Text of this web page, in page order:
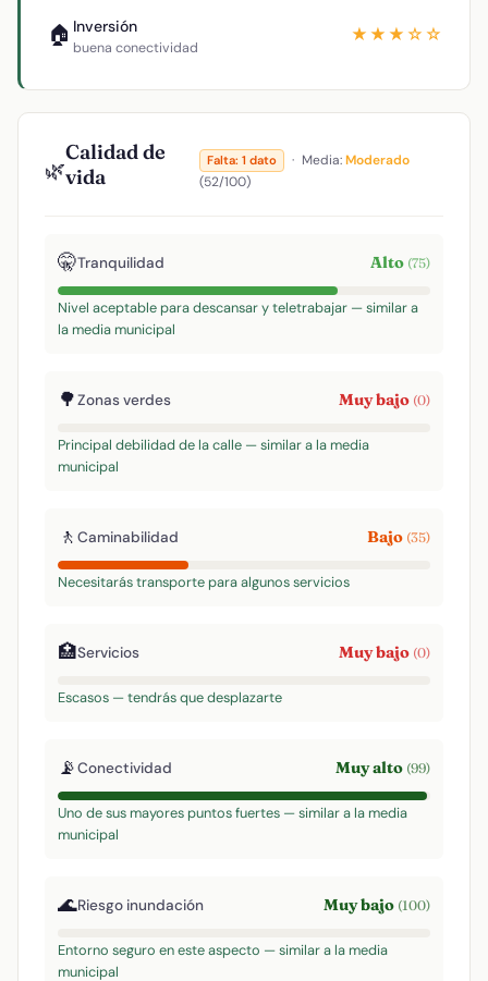
🏠 Inversión
buena conectividad
★★★☆☆
🌿
Calidad de
vida
Falta: 1 dato · Media:Moderado
(52/100)
🤫Tranquilidad Alto (75)
Nivel aceptable para descansar y teletrabajar — similar a
la media municipal
🌳Zonas verdes Muy bajo (0)
Principal debilidad de la calle — similar a la media
municipal
🚶 Caminabilidad Bajo (35)
Necesitarás transporte para algunos servicios
🏥Servicios Muy bajo (0)
Escasos — tendrás que desplazarte
📡Conectividad Muy alto (99)
Uno de sus mayores puntos fuertes — similar a la media
municipal
🌊Riesgo inundación Muy bajo (100)
Entorno seguro en este aspecto — similar a la media
municipal